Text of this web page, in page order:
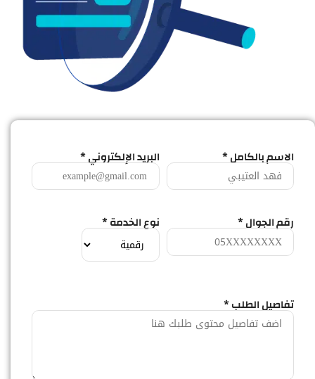
الاسم بالكامل * البريد الإلكتروني *
رقم الجوال * نوع الخدمة *
تفاصيل الطلب *